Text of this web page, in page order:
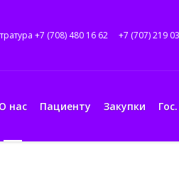
+7 (708) 480 16 62 +7 (707) 219
О нас Пациенту Закупки